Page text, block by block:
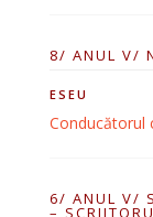
8/ ANUL V/
ESEU
Conducătorul
6/ ANUL V/
–